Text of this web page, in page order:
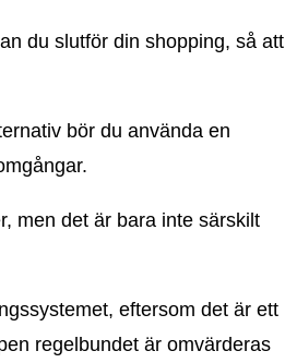
du slutför din shopping, så att
bör du använda en
men det är bara inte särskilt
eftersom det är ett
regelbundet är omvärderas